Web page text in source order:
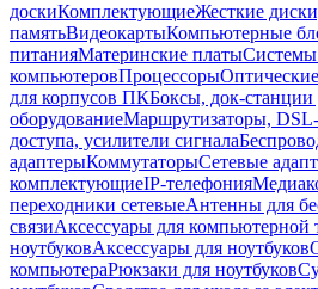
доскиКомплектующиеЖесткие
памятьВидеокартыКомпьютерные
питанияМатеринские платы
компьютеровПроцессоры
для корпусов ПКБоксы, док-станции
оборудованиеМаршрутизаторы,
доступа, усилители сигнала
адаптерыКоммутаторыСетевые
комплектующиеIP-телефония
переходники сетевыеАнтенны для
связиАксессуары для компьютерной
ноутбуковАксессуары для ноутбуков
компьютераРюкзаки для ноутбуков